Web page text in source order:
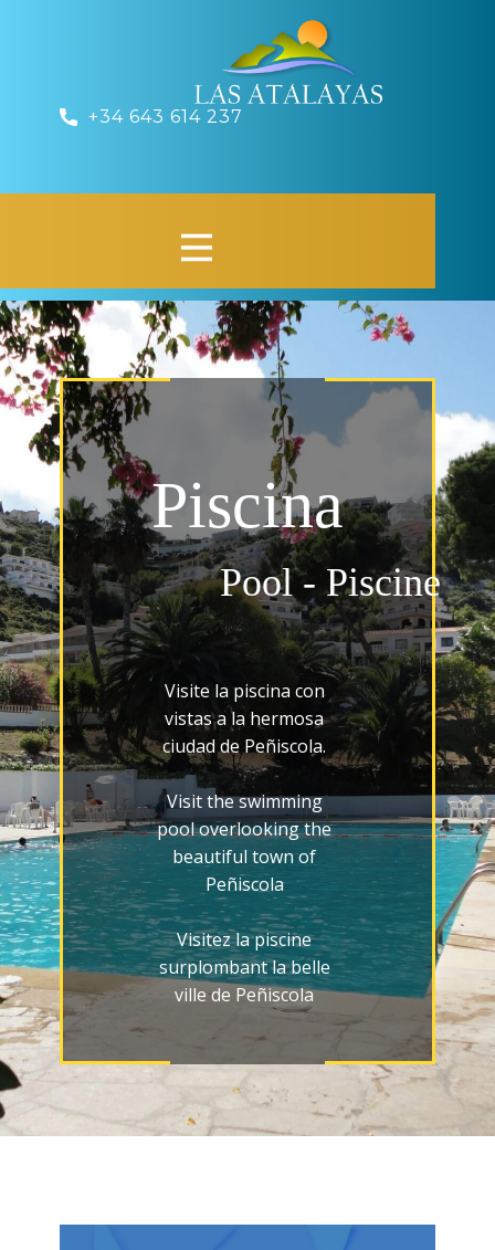
​ +34 643 614 237
Piscina
Pool - Piscine
Visite la piscina con
vistas a la hermosa
ciudad de Peñiscola.
Visit the swimming
pool overlooking the
beautiful town of
Peñiscola
Visitez la piscine
surplombant la belle
ville de Peñiscola